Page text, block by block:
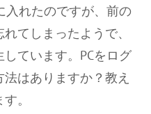
入れたのですが、前の
てしまったようで、
ています。PCをログ
はありますか？教え
。